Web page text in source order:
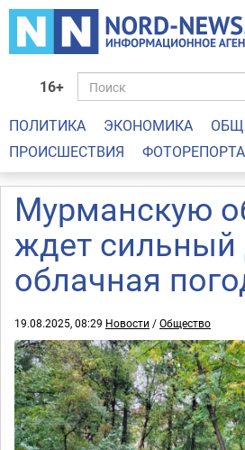
16+
ПОЛИТИКА ЭКОНОМИКА
ПРОИСШЕСТВИЯ
Мурманскую
ждет
облачная
19.08.2025, 08:29 Новости /Общество